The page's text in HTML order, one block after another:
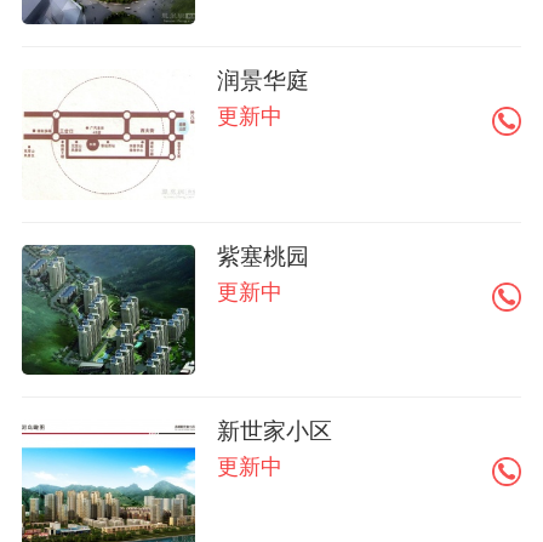
润景华庭
更新中
紫塞桃园
更新中
新世家小区
更新中